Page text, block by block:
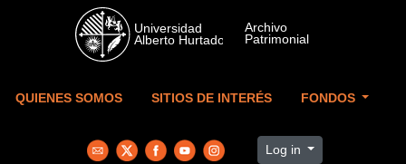
Skip to main content
QUIENES SOMOS SITIOS DE INTERÉS FONDOS
Log in